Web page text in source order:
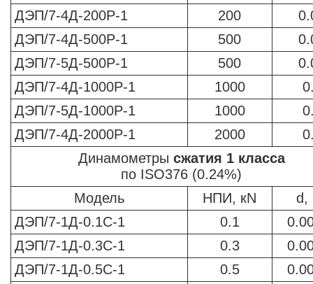
ДЭП/7-4Д-200Р-1
200
ДЭП/7-4Д-500Р-1
500
ДЭП/7-5Д-500Р-1
500
ДЭП/7-4Д-1000Р-1
1000
ДЭП/7-5Д-1000Р-1
1000
ДЭП/7-4Д-2000Р-1
2000
Динамометры сжатия 1 класса
по ISO376 (0.24%)
Модель
НПИ, кN
d,
ДЭП/7-1Д-0.1С-1
0.1
ДЭП/7-1Д-0.3С-1
0.3
ДЭП/7-1Д-0.5С-1
0.5